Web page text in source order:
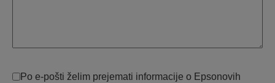
Po e-pošti želim prejemati informacije o Epsonovih